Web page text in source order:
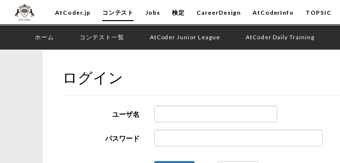
AtCoder.jp コンテスト Jobs 検定 CareerDesign AtCoderInfo TOPSIC
ホーム コンテスト一覧 AtCoder Junior League AtCoder Daily Training
ログイン
ユーザ名
パスワード